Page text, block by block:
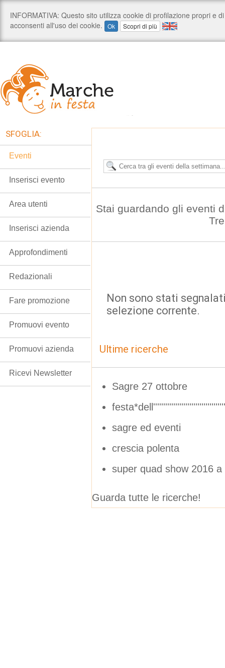
Stai guardando gli eventi
Non sono stati
selezione corrente.
Ultime ricerche
Sagre 27 ottobre
sagre ed eventi
crescia polenta
super quad show 2016
Guarda tutte le ricerche!
SFOGLIA:
Eventi
Inserisci evento
Area utenti
Inserisci azienda
Approfondimenti
Redazionali
Fare promozione
Promuovi evento
Promuovi azienda
Ricevi Newsletter